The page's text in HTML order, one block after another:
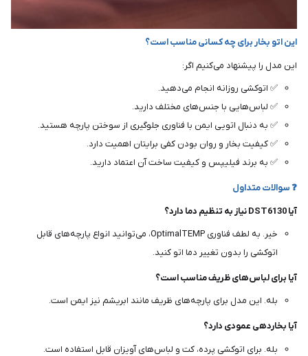
این اتو بخار برای چه کسانی مناسب است؟
این مدل را پیشنهاد می‌کنیم اگر:
✅ اتوکشی روزانه انجام می‌دهید.
✅ لباس‌هایی با جنس‌های مختلف دارید.
✅ به دنبال اتویی ایمن با فناوری جلوگیری از سوختن پارچه هستید.
✅ کیفیت بخار و روان بودن کفی برایتان اهمیت دارد.
✅ به برند فیلیپس و کیفیت ساخت آن اعتماد دارید.
❓ سوالات متداول
آیا DST6130 نیاز به تنظیم دما دارد؟
خیر. به لطف فناوری OptimalTEMP، می‌توانید انواع پارچه‌های قابل
اتوکشی را بدون تغییر دما اتو کنید.
آیا برای لباس‌های ظریف مناسب است؟
بله. این مدل برای پارچه‌های ظریف مانند ابریشم نیز ایمن است.
آیا بخاردهی عمودی دارد؟
بله. برای اتوکشی پرده، کت و لباس‌های آویزان قابل استفاده است.